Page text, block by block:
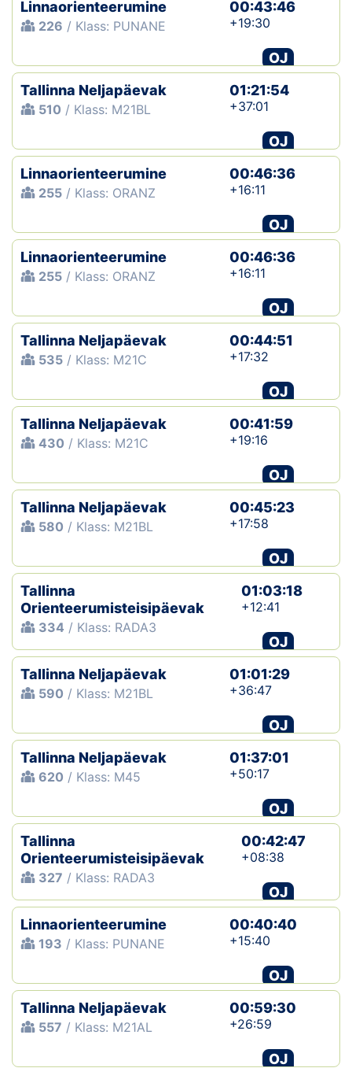
Linnaorienteerumine
226 / Klass: PUNANE
00:43:46
+19:30
OJ
Tallinna Neljapäevak
510 / Klass: M21BL
01:21:54
+37:01
OJ
Linnaorienteerumine
255 / Klass: ORANZ
00:46:36
+16:11
OJ
Linnaorienteerumine
255 / Klass: ORANZ
00:46:36
+16:11
OJ
Tallinna Neljapäevak
535 / Klass: M21C
00:44:51
+17:32
OJ
Tallinna Neljapäevak
430 / Klass: M21C
00:41:59
+19:16
OJ
Tallinna Neljapäevak
580 / Klass: M21BL
00:45:23
+17:58
OJ
Tallinna
Orienteerumisteisipäevak
334 / Klass: RADA3
01:03:18
+12:41
OJ
Tallinna Neljapäevak
590 / Klass: M21BL
01:01:29
+36:47
OJ
Tallinna Neljapäevak
620 / Klass: M45
01:37:01
+50:17
OJ
Tallinna
Orienteerumisteisipäevak
327 / Klass: RADA3
00:42:47
+08:38
OJ
Linnaorienteerumine
193 / Klass: PUNANE
00:40:40
+15:40
OJ
Tallinna Neljapäevak
557 / Klass: M21AL
00:59:30
+26:59
OJ